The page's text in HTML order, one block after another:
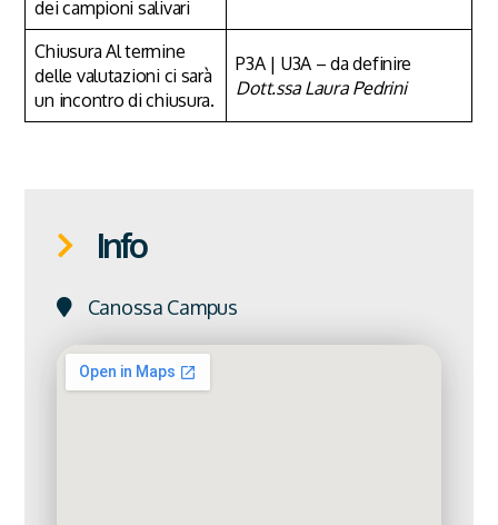
dei campioni salivari
Chiusura Al termine
delle valutazioni ci sarà
un incontro di chiusura.
P3A | U3A – da definire
Dott.ssa Laura Pedrini
Info
Canossa Campus